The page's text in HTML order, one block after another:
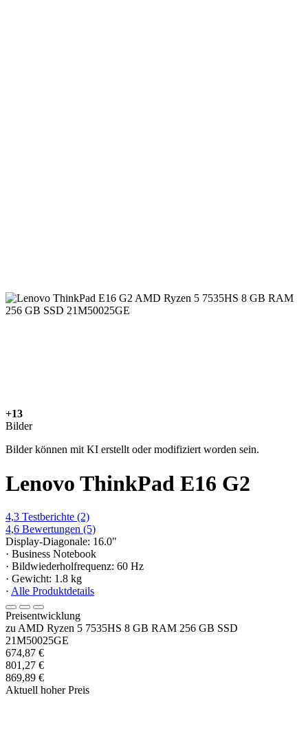
+13
Bilder
Bilder können mit KI erstellt oder modifiziert worden sein.
Lenovo ThinkPad E16 G2
4,3 Testberichte (2)
4,6 Bewertungen (5)
Display-Diagonale: 16.0"
· Business Notebook
· Bildwiederholfrequenz: 60 Hz
· Gewicht: 1.8 kg
· Alle Produktdetails
Preisentwicklung
zu AMD Ryzen 5 7535HS 8 GB RAM 256 GB SSD
21M50025GE
674,87 €
801,27 €
869,89 €
Aktuell hoher Preis